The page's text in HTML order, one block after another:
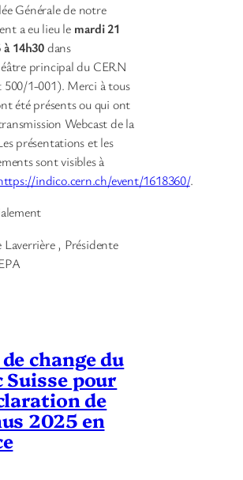
Générale de notre
a eu lieu le mardi 21
14h30dans
principal du CERN
1-001). Merci à tous
été présents ou qui ont
Webcast de la
présentations et les
sont visibles à
indico.cern.ch/event/1618360/.
, Présidente
change du
Suisse pour
de
2025 en